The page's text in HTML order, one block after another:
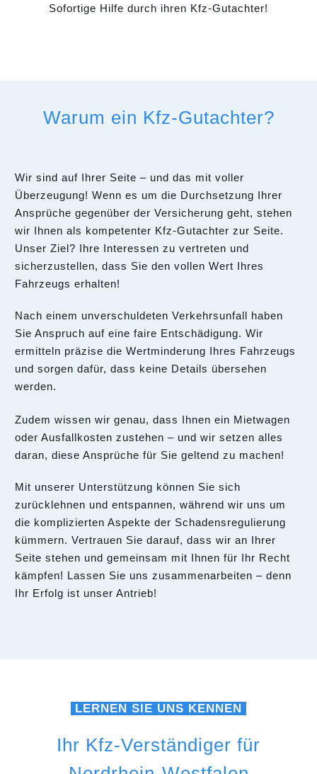
Sofortige Hilfe durch ihren Kfz-Gutachter!
Warum ein Kfz-Gutachter?
Wir sind auf Ihrer Seite – und das mit voller
Überzeugung! Wenn es um die Durchsetzung Ihrer
Ansprüche gegenüber der Versicherung geht, stehen
wir Ihnen als kompetenter Kfz-Gutachter zur Seite.
Unser Ziel? Ihre Interessen zu vertreten und
sicherzustellen, dass Sie den vollen Wert Ihres
Fahrzeugs erhalten!
Nach einem unverschuldeten Verkehrsunfall haben
Sie Anspruch auf eine faire Entschädigung. Wir
ermitteln präzise die Wertminderung Ihres Fahrzeugs
und sorgen dafür, dass keine Details übersehen
werden.
Zudem wissen wir genau, dass Ihnen ein Mietwagen
oder Ausfallkosten zustehen – und wir setzen alles
daran, diese Ansprüche für Sie geltend zu machen!
Mit unserer Unterstützung können Sie sich
zurücklehnen und entspannen, während wir uns um
die komplizierten Aspekte der Schadensregulierung
kümmern. Vertrauen Sie darauf, dass wir an Ihrer
Seite stehen und gemeinsam mit Ihnen für Ihr Recht
kämpfen! Lassen Sie uns zusammenarbeiten – denn
Ihr Erfolg ist unser Antrieb!
LERNEN SIE UNS KENNEN
Ihr Kfz-Verständiger für